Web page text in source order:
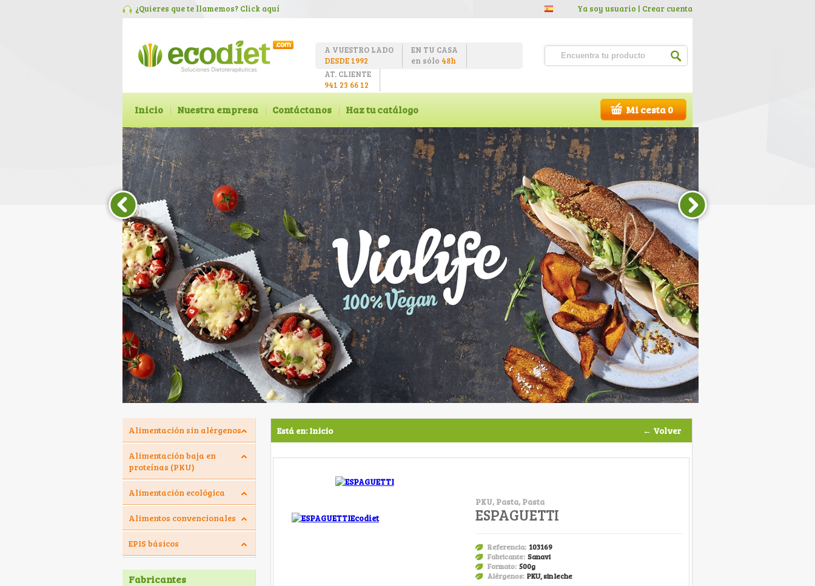
¿Quieres que te llamemos? Click aquí Ya soy usuario | Crear cuenta
A VUESTRO LADO
DESDE 1992
EN TU CASA
en sólo 48h
AT. CLIENTE
941 23 66 12
Inicio Nuestra empresa Contáctanos Haz tu catálogo Mi cesta 0
Alimentación sin alérgenos
Alimentación baja en
proteínas (PKU)
Alimentación ecológica
Alimentos convencionales
EPIS básicos
Fabricantes
Está en:Inicio ← Volver
PKU, Pasta, Pasta
ESPAGUETTI
Referencia: 103169
Fabricante: Sanavi
Formato: 500g
Alérgenos: PKU, sin leche